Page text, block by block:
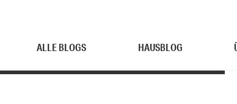
ALLE BLOGS HAUSBLOG